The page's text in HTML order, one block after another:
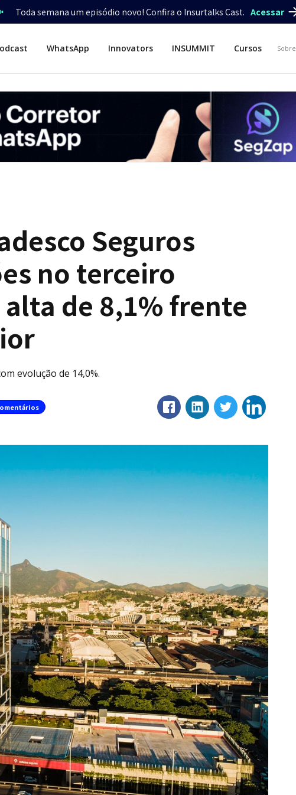
Toda semana um episódio novo! Confira o Insurtalks Cast. Acessar
WhatsApp Innovators INSUMMIT Cursos Sobre
Seguros
no terceiro
de 8,1% frente
evolução de 14,0%.